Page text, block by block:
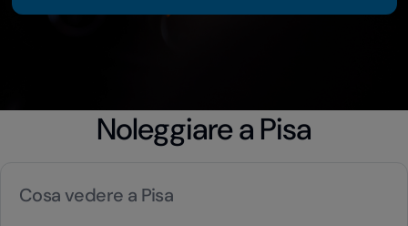
Noleggiare a Pisa
Cosa vedere a Pisa